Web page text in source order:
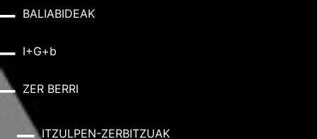
BALIABIDEAK
I+G+b
ZER BERRI
ITZULPEN-ZERBITZUAK